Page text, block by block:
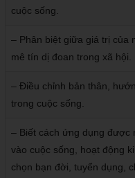
cuộc sống.
– Phân biệt giữa giá trị của
mê tín dị đoan trong xã hội.
– Điều chỉnh bản thân,
trong cuộc sống.
– Biết cách ứng dụng được
vào cuộc sống, hoạt động
chọn bạn đời, tuyển dụng,